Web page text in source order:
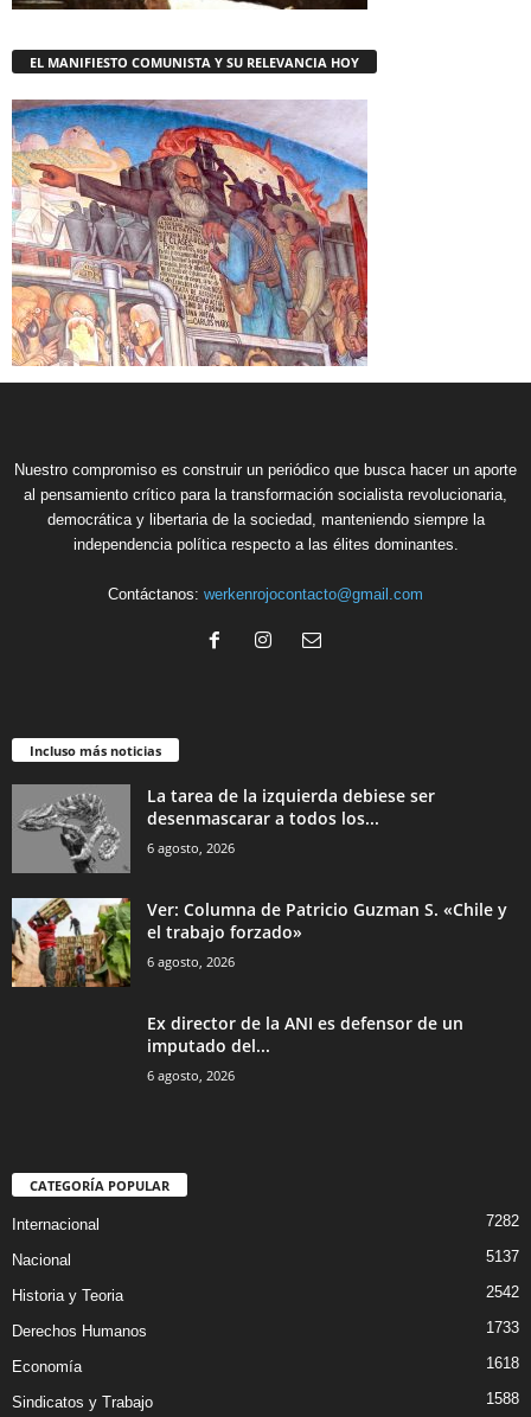
EL MANIFIESTO COMUNISTA Y SU RELEVANCIA HOY
Nuestro compromiso es construir un periódico que busca hacer un aporte
al pensamiento crítico para la transformación socialista revolucionaria,
democrática y libertaria de la sociedad, manteniendo siempre la
independencia política respecto a las élites dominantes.
Contáctanos: werkenrojocontacto@gmail.com
Incluso más noticias
La tarea de la izquierda debiese ser
desenmascarar a todos los...
6 agosto, 2026
Ver: Columna de Patricio Guzman S. «Chile y
el trabajo forzado»
6 agosto, 2026
Ex director de la ANI es defensor de un
imputado del...
6 agosto, 2026
CATEGORÍA POPULAR
Internacional 7282
Nacional 5137
Historia y Teoria 2542
Derechos Humanos 1733
Economía 1618
Sindicatos y Trabajo 1588